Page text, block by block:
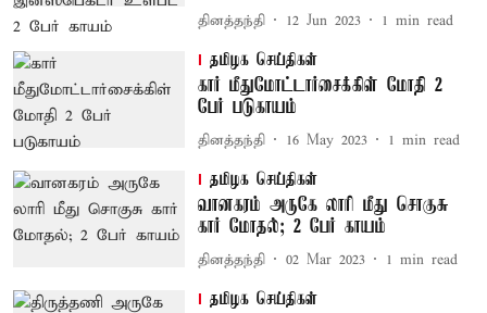
தினத்தந்தி 12 Jun 2023 1 min read
தமிழக செய்திகள்
கார் மீதுமோட்டார்சைக்கிள் மோதி 2
பேர் படுகாயம்
தினத்தந்தி 16 May 2023 1 min read
தமிழக செய்திகள்
வானகரம் அருகே லாரி மீது சொகுசு
கார் மோதல்; 2 பேர் காயம்
தினத்தந்தி 02 Mar 2023 1 min read
தமிழக செய்திகள்